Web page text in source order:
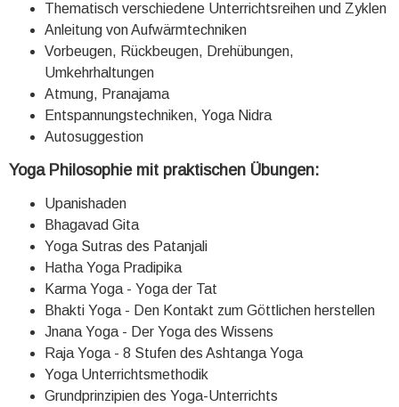
Thematisch verschiedene Unterrichtsreihen und Zyklen
Anleitung von Aufwärmtechniken
Vorbeugen, Rückbeugen, Drehübungen,
Umkehrhaltungen
Atmung, Pranajama
Entspannungstechniken, Yoga Nidra
Autosuggestion
Yoga Philosophie mit praktischen Übungen:
Upanishaden
Bhagavad Gita
Yoga Sutras des Patanjali
Hatha Yoga Pradipika
Karma Yoga - Yoga der Tat
Bhakti Yoga - Den Kontakt zum Göttlichen herstellen
Jnana Yoga - Der Yoga des Wissens
Raja Yoga - 8 Stufen des Ashtanga Yoga
Yoga Unterrichtsmethodik
Grundprinzipien des Yoga-Unterrichts